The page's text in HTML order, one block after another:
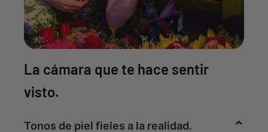
La cámara que te hace sentir
visto.
Tonos de piel fieles a la realidad.